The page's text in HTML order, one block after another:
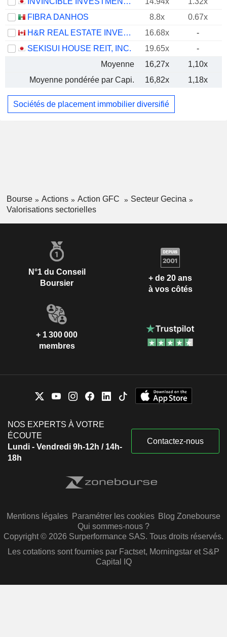
FIBRA DANHOS
8.8x
0.67x
H&R REAL ESTATE INVESTMENT TRUST
16.68x
-
SEKISUI HOUSE REIT, INC.
19.65x
-
Moyenne
16,27x 1,10x
Moyenne pondérée par Capi.
16,82x 1,18x
Sociétés de placement immobilier diversifié
Bourse Actions Action GFC
Secteur Gecina
Valorisations sectorielles
N°1 du Conseil
Boursier
+ de 20 ans
à vos côtés
+ 1 300 000
membres
NOS EXPERTS À VOTRE
ÉCOUTE
Lundi - Vendredi 9h-12h / 14h-
18h
Contactez-nous
Mentions légales Paramétrer les cookies Blog Zonebourse
Qui sommes-nous ?
Copyright © 2026 Surperformance SAS. Tous droits réservés.
Les cotations sont fournies par Factset, Morningstar et S&P
Capital IQ